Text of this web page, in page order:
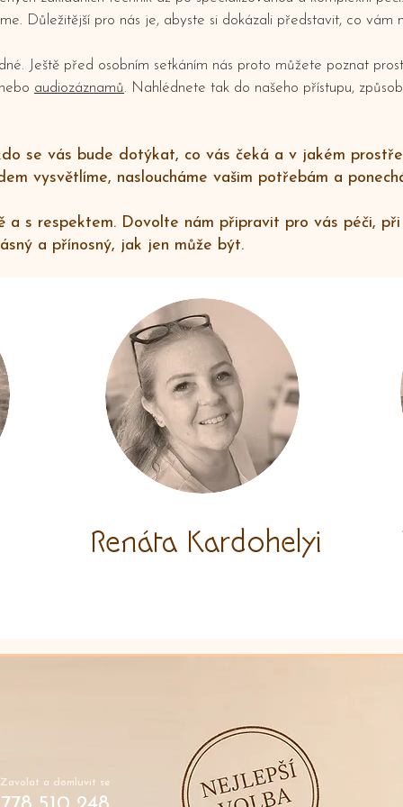
Důležitější pro nás je, abyste si dokázali představit, co vám
Ještě před osobním setkáním nás proto můžete poznat
audiozáznamů. Nahlédnete tak do našeho přístupu,
se vás bude dotýkat, co vás čeká a v jakém
vysvětlíme, nasloucháme vašim potřebám a
a s respektem. Dovolte nám připravit pro vás péči,
a přínosný, jak jen může být.
Renáta Kardohelyi
Zavolat a domluvit se